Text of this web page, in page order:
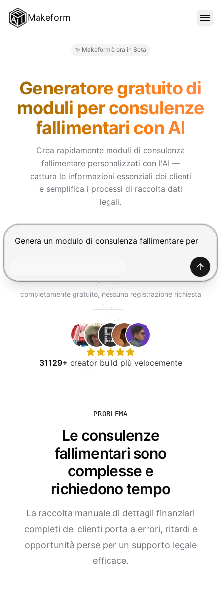
Makeform
BLOG
PREZZI
ACCEDI
PROVA GRATIS
✨ Makeform è ora in Beta
Generatore gratuito di
moduli per consulenze
fallimentari con AI
Crea rapidamente moduli di consulenza
fallimentare personalizzati con l'AI —
cattura le informazioni essenziali dei clienti
e semplifica i processi di raccolta dati
legali.
Premi Invio per inviare, Shift+Invio per nuova riga
completamente gratuito, nessuna registrazione richiesta
31129+ creator build più velocemente
PROBLEMA
Le consulenze
fallimentari sono
complesse e
richiedono tempo
La raccolta manuale di dettagli finanziari
completi dei clienti porta a errori, ritardi e
opportunità perse per un supporto legale
efficace.